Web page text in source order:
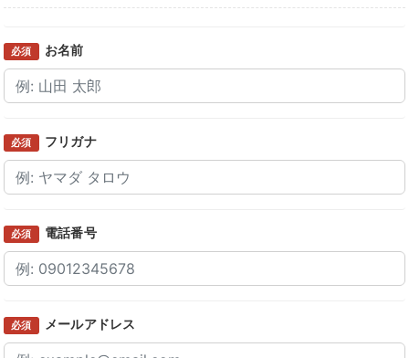
必須 お名前
必須 フリガナ
必須 電話番号
必須 メールアドレス